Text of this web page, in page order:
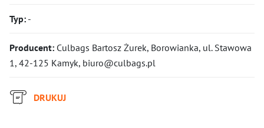
Typ: -
Producent: Culbags Bartosz Żurek, Borowianka, ul. Stawowa
1, 42-125 Kamyk, biuro@culbags.pl
DRUKUJ